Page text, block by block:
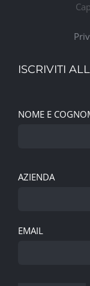
ISCRIVITI
NOME E
AZIENDA
EMAIL